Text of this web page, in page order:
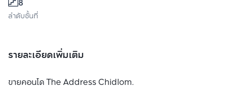
8
ลำดับชั้นที่
รายละเอียดเพิ่มเติม
ขายคอนโด The Address Chidlom.